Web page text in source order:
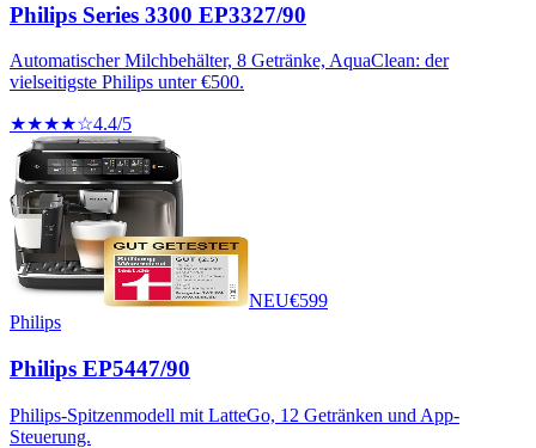
Philips Series 3300 EP3327/90
Automatischer Milchbehälter, 8 Getränke, AquaClean: der
vielseitigste Philips unter €500.
★★★★☆4.4/5
NEU€599
Philips
Philips EP5447/90
Philips-Spitzenmodell mit LatteGo, 12 Getränken und App-
Steuerung.